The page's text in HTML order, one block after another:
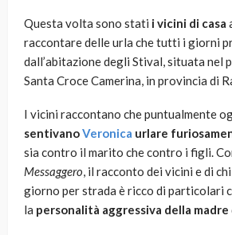
Questa volta sono stati i vicini di casa
raccontare delle urla che tutti i giorni
dall’abitazione degli Stival, situata nel
Santa Croce Camerina, in provincia di
I vicini raccontano che puntualmente
sentivanoVeronica urlare
sia contro il marito che contro i figli.
Messaggero, il racconto dei vicini e di
giorno per strada è ricco di particolari
la personalità aggressiva della madre